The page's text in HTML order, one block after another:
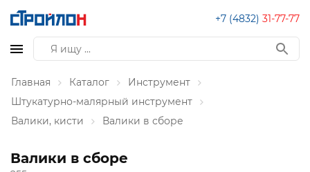
+7 (4832) 31-77-77
Главная Каталог
Инструмент
Штукатурно-малярный инструмент
Валики, кисти
Валики в сборе
Валики в сборе